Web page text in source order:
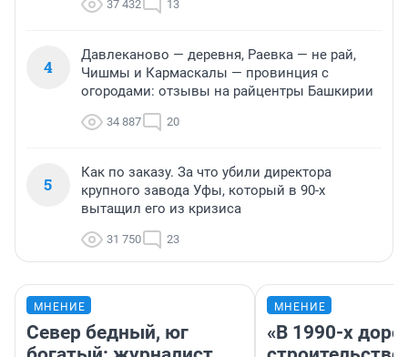
37 432 13
4
Давлеканово — деревня, Раевка — не рай,
Чишмы и Кармаскалы — провинция с
огородами: отзывы на райцентры Башкирии
34 887 20
5
Как по заказу. За что убили директора
крупного завода Уфы, который в 90-х
вытащил его из кризиса
31 750 23
МНЕНИЕ
Север бедный, юг
МНЕНИЕ
«В 1990-х